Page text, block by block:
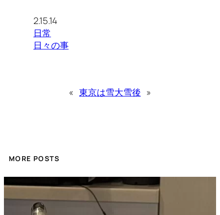
2.15.14
日常
日々の事
« 東京は雪大雪後 »
MORE POSTS